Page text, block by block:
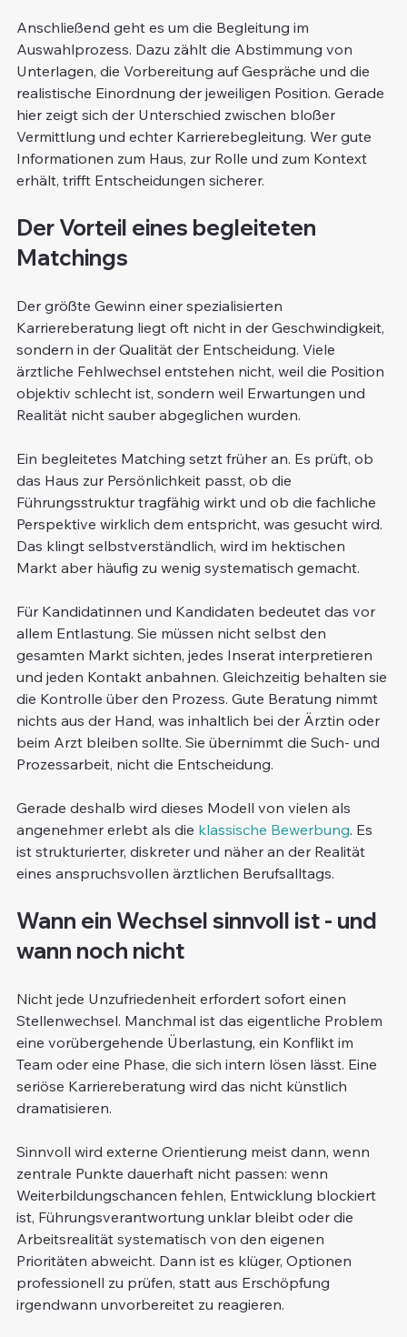
Anschließend geht es um die Begleitung im
Auswahlprozess. Dazu zählt die Abstimmung von
Unterlagen, die Vorbereitung auf Gespräche und die
realistische Einordnung der jeweiligen Position. Gerade
hier zeigt sich der Unterschied zwischen bloßer
Vermittlung und echter Karrierebegleitung. Wer gute
Informationen zum Haus, zur Rolle und zum Kontext
erhält, trifft Entscheidungen sicherer.
Der Vorteil eines begleiteten
Matchings
Der größte Gewinn einer spezialisierten
Karriereberatung liegt oft nicht in der Geschwindigkeit,
sondern in der Qualität der Entscheidung. Viele
ärztliche Fehlwechsel entstehen nicht, weil die Position
objektiv schlecht ist, sondern weil Erwartungen und
Realität nicht sauber abgeglichen wurden.
Ein begleitetes Matching setzt früher an. Es prüft, ob
das Haus zur Persönlichkeit passt, ob die
Führungsstruktur tragfähig wirkt und ob die fachliche
Perspektive wirklich dem entspricht, was gesucht wird.
Das klingt selbstverständlich, wird im hektischen
Markt aber häufig zu wenig systematisch gemacht.
Für Kandidatinnen und Kandidaten bedeutet das vor
allem Entlastung. Sie müssen nicht selbst den
gesamten Markt sichten, jedes Inserat interpretieren
und jeden Kontakt anbahnen. Gleichzeitig behalten sie
die Kontrolle über den Prozess. Gute Beratung nimmt
nichts aus der Hand, was inhaltlich bei der Ärztin oder
beim Arzt bleiben sollte. Sie übernimmt die Such- und
Prozessarbeit, nicht die Entscheidung.
Gerade deshalb wird dieses Modell von vielen als
angenehmer erlebt als die klassische Bewerbung. Es
ist strukturierter, diskreter und näher an der Realität
eines anspruchsvollen ärztlichen Berufsalltags.
Wann ein Wechsel sinnvoll ist - und
wann noch nicht
Nicht jede Unzufriedenheit erfordert sofort einen
Stellenwechsel. Manchmal ist das eigentliche Problem
eine vorübergehende Überlastung, ein Konflikt im
Team oder eine Phase, die sich intern lösen lässt. Eine
seriöse Karriereberatung wird das nicht künstlich
dramatisieren.
Sinnvoll wird externe Orientierung meist dann, wenn
zentrale Punkte dauerhaft nicht passen: wenn
Weiterbildungschancen fehlen, Entwicklung blockiert
ist, Führungsverantwortung unklar bleibt oder die
Arbeitsrealität systematisch von den eigenen
Prioritäten abweicht. Dann ist es klüger, Optionen
professionell zu prüfen, statt aus Erschöpfung
irgendwann unvorbereitet zu reagieren.